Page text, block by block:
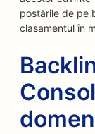
postările de pe
clasamentul în